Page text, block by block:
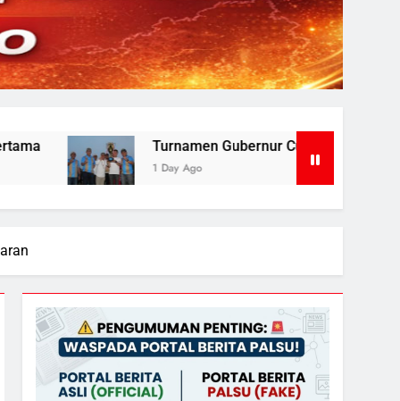
Turnamen Gubernur Cup Road to Pangdam XXII/TB Cup
1 Day Ago